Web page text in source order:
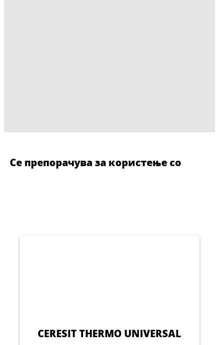
Се препорачува за користење со
CERESIT THERMO UNIVERSAL